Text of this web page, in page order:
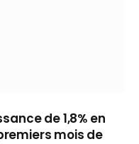
de 1,8% en
mois de